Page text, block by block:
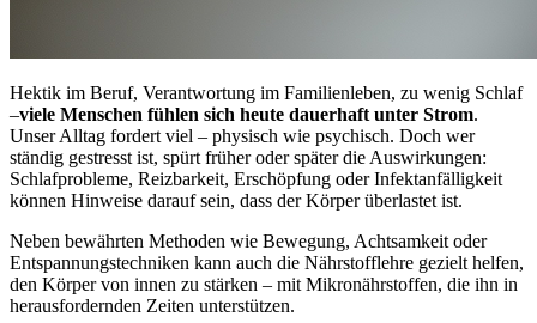
Hektik im Beruf, Verantwortung im Familienleben, zu wenig Schlaf
–viele Menschen fühlen sich heute dauerhaft unter Strom.
Unser Alltag fordert viel – physisch wie psychisch. Doch wer
ständig gestresst ist, spürt früher oder später die Auswirkungen:
Schlafprobleme, Reizbarkeit, Erschöpfung oder Infektanfälligkeit
können Hinweise darauf sein, dass der Körper überlastet ist.
Neben bewährten Methoden wie Bewegung, Achtsamkeit oder
Entspannungstechniken kann auch die Nährstofflehre gezielt helfen,
den Körper von innen zu stärken – mit Mikronährstoffen, die ihn in
herausfordernden Zeiten unterstützen.